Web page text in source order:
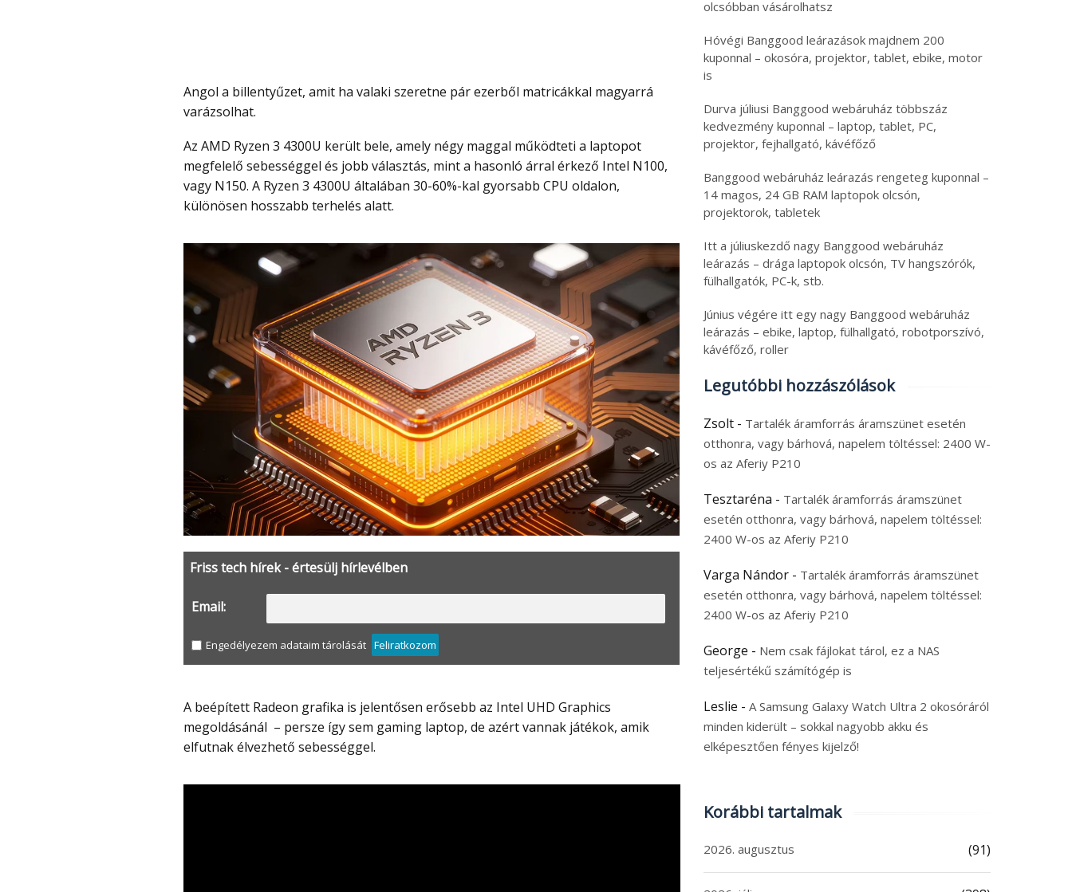
Angol a billentyűzet, amit ha valaki szeretne pár ezerből matricákkal magyarrá
varázsolhat.
Az AMD Ryzen 3 4300U került bele, amely négy maggal működteti a laptopot
megfelelő sebességgel és jobb választás, mint a hasonló árral érkező Intel N100,
vagy N150. A Ryzen 3 4300U általában 30-60%-kal gyorsabb CPU oldalon,
különösen hosszabb terhelés alatt.
Friss tech hírek - értesülj hírlevélben
Email:
Engedélyezem adataim tárolását Feliratkozom
A beépített Radeon grafika is jelentősen erősebb az Intel UHD Graphics
megoldásánál – persze így sem gaming laptop, de azért vannak játékok, amik
elfutnak élvezhető sebességgel.
olcsóbban vásárolhatsz
Hóvégi Banggood leárazások majdnem 200
kuponnal – okosóra, projektor, tablet, ebike, motor
is
Durva júliusi Banggood webáruház többszáz
kedvezmény kuponnal – laptop, tablet, PC,
projektor, fejhallgató, kávéfőző
Banggood webáruház leárazás rengeteg kuponnal –
14 magos, 24 GB RAM laptopok olcsón,
projektorok, tabletek
Itt a júliuskezdő nagy Banggood webáruház
leárazás – drága laptopok olcsón, TV hangszórók,
fülhallgatók, PC-k, stb.
Június végére itt egy nagy Banggood webáruház
leárazás – ebike, laptop, fülhallgató, robotporszívó,
kávéfőző, roller
Legutóbbi hozzászólások
Zsolt - Tartalék áramforrás áramszünet esetén
otthonra, vagy bárhová, napelem töltéssel: 2400 W-
os az Aferiy P210
Tesztaréna - Tartalék áramforrás áramszünet
esetén otthonra, vagy bárhová, napelem töltéssel:
2400 W-os az Aferiy P210
Varga Nándor - Tartalék áramforrás áramszünet
esetén otthonra, vagy bárhová, napelem töltéssel:
2400 W-os az Aferiy P210
George - Nem csak fájlokat tárol, ez a NAS
teljesértékű számítógép is
Leslie - A Samsung Galaxy Watch Ultra 2 okosóráról
minden kiderült – sokkal nagyobb akku és
elképesztően fényes kijelző!
Korábbi tartalmak
2026. augusztus (91)